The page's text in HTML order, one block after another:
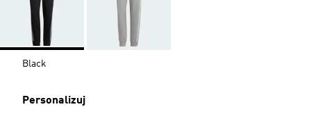
Black
Personalizuj